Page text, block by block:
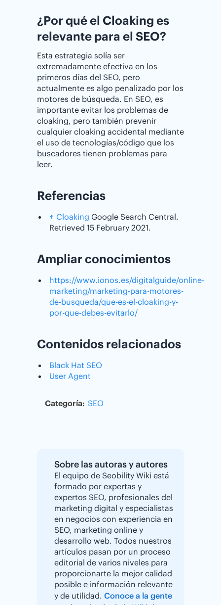
¿Por qué el Cloaking es
relevante para el SEO?
Esta estrategia solía ser
extremadamente efectiva en los
primeros días del SEO, pero
actualmente es algo penalizado por los
motores de búsqueda. En SEO, es
importante evitar los problemas de
cloaking, pero también prevenir
cualquier cloaking accidental mediante
el uso de tecnologías/código que los
buscadores tienen problemas para
leer.
Referencias
↑ Cloaking Google Search Central.
Retrieved 15 February 2021.
Ampliar conocimientos
https://www.ionos.es/digitalguide/online-
marketing/marketing-para-motores-
de-busqueda/que-es-el-cloaking-y-
por-que-debes-evitarlo/
Contenidos relacionados
Black Hat SEO
User Agent
Categoría: SEO
Sobre las autoras y autores
El equipo de Seobility Wiki está
formado por expertas y
expertos SEO, profesionales del
marketing digital y especialistas
en negocios con experiencia en
SEO, marketing online y
desarrollo web. Todos nuestros
artículos pasan por un proceso
editorial de varios niveles para
proporcionarte la mejor calidad
posible e información relevante
y de utilidad. Conoce a la gente